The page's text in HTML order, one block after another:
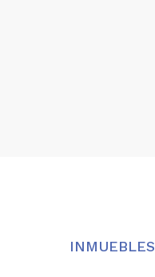
INMUEBLES